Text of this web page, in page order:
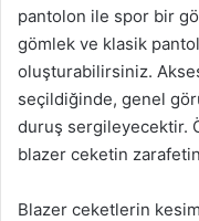
pantolon ile spor bir
gömlek ve klasik
oluşturabilirsiniz.
seçildiğinde, genel
duruş sergileyecektir.
blazer ceketin
Blazer ceketlerin